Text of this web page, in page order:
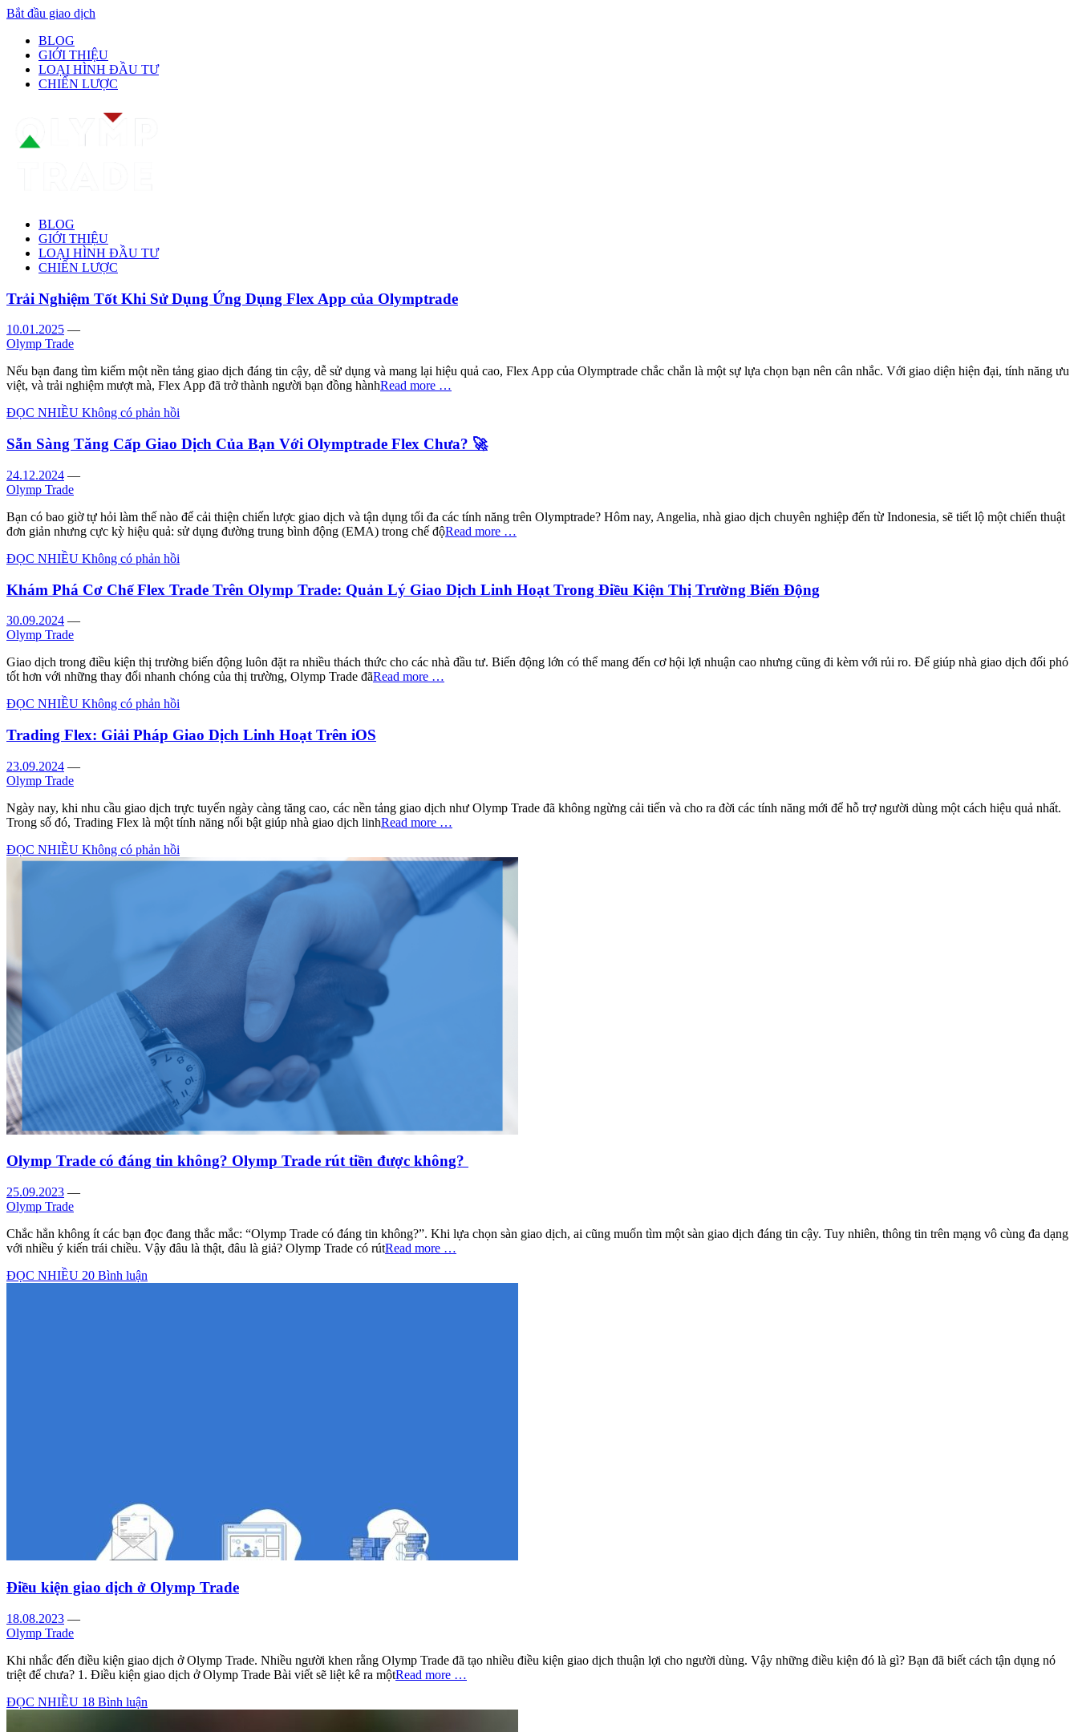
Bắt đầu giao dịch
BLOG
GIỚI THIỆU
LOẠI HÌNH ĐẦU TƯ
CHIẾN LƯỢC
BLOG
GIỚI THIỆU
LOẠI HÌNH ĐẦU TƯ
CHIẾN LƯỢC
Trải Nghiệm Tốt Khi Sử Dụng Ứng Dụng Flex App của Olymptrade
10.01.2025 —
Olymp Trade
Nếu bạn đang tìm kiếm một nền tảng giao dịch đáng tin cậy, dễ sử dụng và mang lại hiệu quả cao, Flex App của Olymptrade chắc chắn là một sự lựa chọn bạn nên cân nhắc. Với giao diện hiện đại, tính năng ưu
việt, và trải nghiệm mượt mà, Flex App đã trở thành người bạn đồng hànhRead more …
ĐỌC NHIỀU Không có phản hồi
Sẵn Sàng Tăng Cấp Giao Dịch Của Bạn Với Olymptrade Flex Chưa? 🚀
24.12.2024 —
Olymp Trade
Bạn có bao giờ tự hỏi làm thế nào để cải thiện chiến lược giao dịch và tận dụng tối đa các tính năng trên Olymptrade? Hôm nay, Angelia, nhà giao dịch chuyên nghiệp đến từ Indonesia, sẽ tiết lộ một chiến thuật
đơn giản nhưng cực kỳ hiệu quả: sử dụng đường trung bình động (EMA) trong chế độRead more …
ĐỌC NHIỀU Không có phản hồi
Khám Phá Cơ Chế Flex Trade Trên Olymp Trade: Quản Lý Giao Dịch Linh Hoạt Trong Điều Kiện Thị Trường Biến Động
30.09.2024 —
Olymp Trade
Giao dịch trong điều kiện thị trường biến động luôn đặt ra nhiều thách thức cho các nhà đầu tư. Biến động lớn có thể mang đến cơ hội lợi nhuận cao nhưng cũng đi kèm với rủi ro. Để giúp nhà giao dịch đối phó
tốt hơn với những thay đổi nhanh chóng của thị trường, Olymp Trade đãRead more …
ĐỌC NHIỀU Không có phản hồi
Trading Flex: Giải Pháp Giao Dịch Linh Hoạt Trên iOS
23.09.2024 —
Olymp Trade
Ngày nay, khi nhu cầu giao dịch trực tuyến ngày càng tăng cao, các nền tảng giao dịch như Olymp Trade đã không ngừng cải tiến và cho ra đời các tính năng mới để hỗ trợ người dùng một cách hiệu quả nhất.
Trong số đó, Trading Flex là một tính năng nổi bật giúp nhà giao dịch linhRead more …
ĐỌC NHIỀU Không có phản hồi
Olymp Trade có đáng tin không? Olymp Trade rút tiền được không?
25.09.2023 —
Olymp Trade
Chắc hẳn không ít các bạn đọc đang thắc mắc: “Olymp Trade có đáng tin không?”. Khi lựa chọn sàn giao dịch, ai cũng muốn tìm một sàn giao dịch đáng tin cậy. Tuy nhiên, thông tin trên mạng vô cùng đa dạng
với nhiều ý kiến trái chiều. Vậy đâu là thật, đâu là giả? Olymp Trade có rútRead more …
ĐỌC NHIỀU 20 Bình luận
Điều kiện giao dịch ở Olymp Trade
18.08.2023 —
Olymp Trade
Khi nhắc đến điều kiện giao dịch ở Olymp Trade. Nhiều người khen rằng Olymp Trade đã tạo nhiều điều kiện giao dịch thuận lợi cho người dùng. Vậy những điều kiện đó là gì? Bạn đã biết cách tận dụng nó
triệt để chưa? 1. Điều kiện giao dịch ở Olymp Trade Bài viết sẽ liệt kê ra mộtRead more …
ĐỌC NHIỀU 18 Bình luận